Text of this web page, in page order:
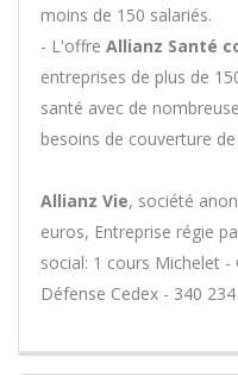
moins de 150 salariés.
- L'offre Allianz Santé
entreprises de plus de
santé avec de
besoins de couverture
Allianz Vie, société
euros, Entreprise régie
social: 1 cours Michelet -
Défense Cedex - 340